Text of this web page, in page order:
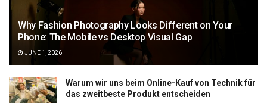
Why Fashion Photography Looks Different on Your
Phone: The Mobile vs Desktop Visual Gap
JUNE 1, 2026
Warum wir uns beim Online-Kauf von Technik für
das zweitbeste Produkt entscheiden